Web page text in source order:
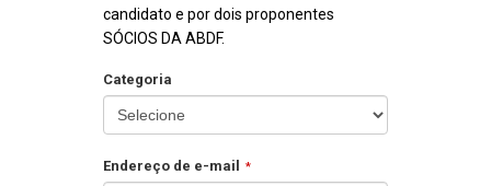
candidato e por dois proponentes
SÓCIOS DA ABDF.
Categoria
Endereço de e-mail *